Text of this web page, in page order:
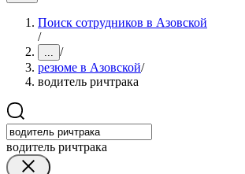
Поиск сотрудников в Азовской
/
... /
резюме в Азовской/
водитель ричтрака
водитель ричтрака